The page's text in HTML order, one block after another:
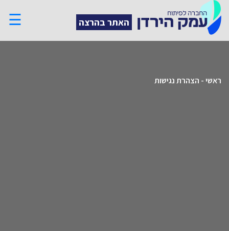
האתר בהרצה ☰
ראשי - הצהרת נגישות